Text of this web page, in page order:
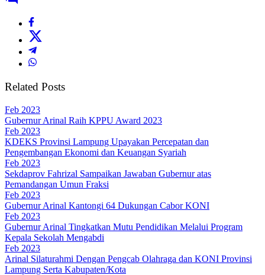
Related Posts
Feb 2023
Gubernur Arinal Raih KPPU Award 2023
Feb 2023
KDEKS Provinsi Lampung Upayakan Percepatan dan
Pengembangan Ekonomi dan Keuangan Syariah
Feb 2023
Sekdaprov Fahrizal Sampaikan Jawaban Gubernur atas
Pemandangan Umun Fraksi
Feb 2023
Gubernur Arinal Kantongi 64 Dukungan Cabor KONI
Feb 2023
Gubernur Arinal Tingkatkan Mutu Pendidikan Melalui Program
Kepala Sekolah Mengabdi
Feb 2023
Arinal Silaturahmi Dengan Pengcab Olahraga dan KONI Provinsi
Lampung Serta Kabupaten/Kota